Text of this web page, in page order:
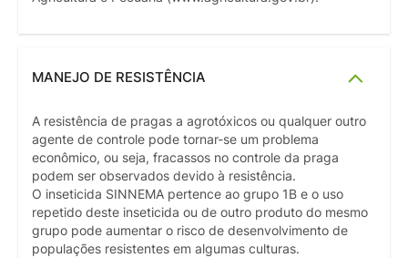
MANEJO DE RESISTÊNCIA
A resistência de pragas a agrotóxicos ou qualquer outro
agente de controle pode tornar-se um problema
econômico, ou seja, fracassos no controle da praga
podem ser observados devido à resistência.
O inseticida SINNEMA pertence ao grupo 1B e o uso
repetido deste inseticida ou de outro produto do mesmo
grupo pode aumentar o risco de desenvolvimento de
populações resistentes em algumas culturas.